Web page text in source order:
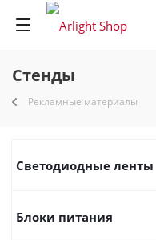
Стенды
Рекламные материалы
Светодиодные ленты
Блоки питания